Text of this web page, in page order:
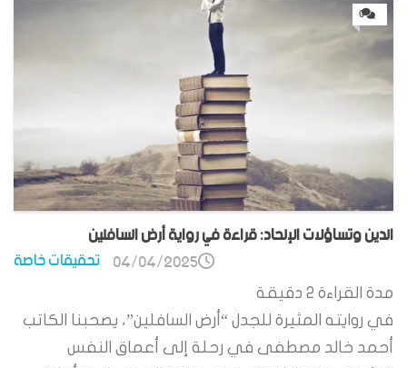
0
الدين وتساؤلات الإلحاد: قراءة في رواية أرض السافلين
تحقيقات خاصة 04/04/2025
مدة القراءة 2 دقيقة
في روايته المثيرة للجدل “أرض السافلين”، يصحبنا الكاتب
أحمد خالد مصطفى في رحلة إلى أعماق النفس